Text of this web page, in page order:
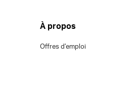
À propos
Offres d’emploi